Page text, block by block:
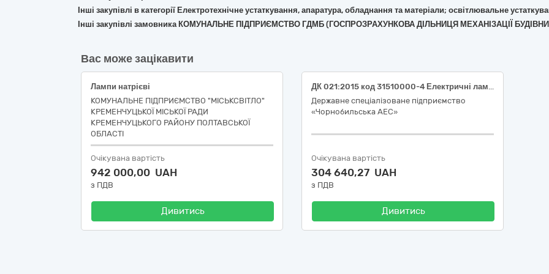
Інші закупівлі в категорії Електротехнічне устаткування, апаратура, обладнання та матеріали; освітлювальне
Інші закупівлі замовника КОМУНАЛЬНЕ ПІДПРИЄМСТВО ГДМБ (ГОСПРОЗРАХУНКОВА ДІЛЬНИЦЯ МЕХАНІЗАЦІЇ
Вас може зацікавити
Лампи натрієві
КОМУНАЛЬНЕ ПІДПРИЄМСТВО "МІСЬКСВІТЛО"
КРЕМЕНЧУЦЬКОЇ МІСЬКОЇ РАДИ
КРЕМЕНЧУЦЬКОГО РАЙОНУ ПОЛТАВСЬКОЇ
ОБЛАСТІ
Очікувана вартість
942 000,00 UAH
з ПДВ
Дивитись
ДК 021:2015 код 31510000-4 Електричні лампи розжарення (Лампи розжарювання та інші)
Державне спеціалізоване підприємство
«Чорнобильська АЕС»
Очікувана вартість
304 640,27 UAH
з ПДВ
Дивитись